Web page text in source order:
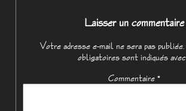
Laisser un commentaire
Votre adresse e-mail ne sera pas publiée.
obligatoires sont indiqués avec
Commentaire *